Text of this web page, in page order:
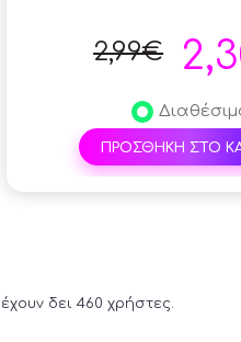
έχουν δει 460 χρήστες.
2,99€
ΠΡΟΣΘΗΚΗ ΣΤΟ